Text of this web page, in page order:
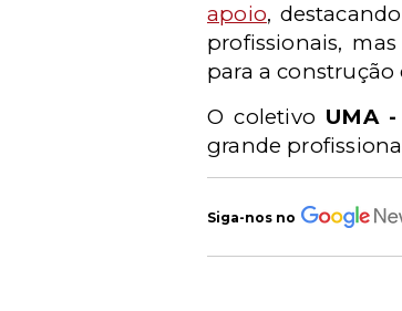
apoio,
profissionais,
para a
O coletivo UMA
grande
Siga-nos no